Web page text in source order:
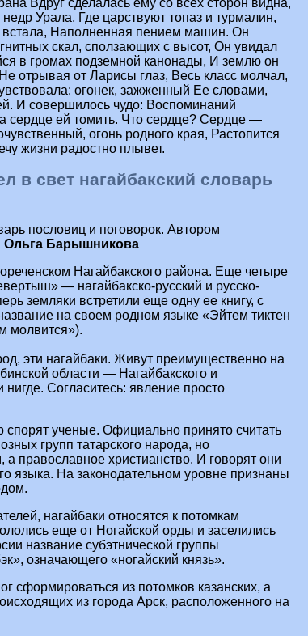
Урала, Где царствуют топаз и турмалин,
Наполненная пением машин. Он
скал, сползающих с высот, Он увидал
в громах подземной канонады, И землю он
отрывая от Ларисы глаз, Весь класс молчал,
огонек, зажженный Ее словами,
И совершилось чудо: Воспоминаний
сердце ей томить. Что сердце? Сердце —
огонь родного края, Растопится
жизни радостно плывет.
свет нагайбакский словарь
пословиц и поговорок. Автором
Ольга Барышникова
Нагайбакского района. Еще четыре
— нагайбакско-русский и русско-
земляки встретили еще одну ее книгу, с
на своем родном языке «Эйтем тиктен
молвится»).
эти нагайбаки. Живут преимущественно на
области — Нагайбакского и
Согласитесь: явление просто
ученые. Официально принято считать
групп татарского народа, но
православное христианство. И говорят они
языка. На законодательном уровне признаны
нагайбаки относятся к потомкам
еще от Ногайской орды и заселились
название субэтнической группы
означающего «ногайский князь».
сформироваться из потомков казанских, а
из города Арск, расположенного на